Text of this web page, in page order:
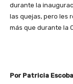
durante la
las quejas, pero les
más que durante la
Por Patricia